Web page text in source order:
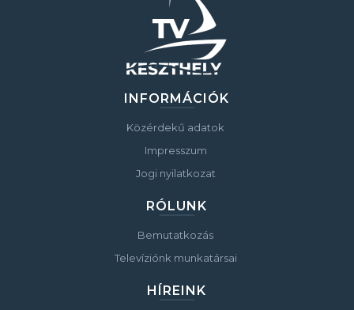
INFORMÁCIÓK
Közérdekű adatok
Impresszum
Jogi nyilatkozat
RÓLUNK
Bemutatkozás
Televíziónk munkatársai
HÍREINK